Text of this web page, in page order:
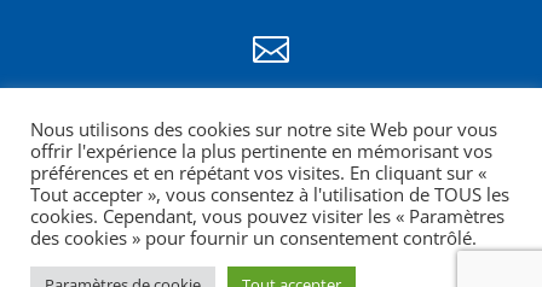

info@amf62.fr
mentions légales
Nous utilisons des cookies sur notre site Web pour vous
offrir l'expérience la plus pertinente en mémorisant vos
préférences et en répétant vos visites. En cliquant sur «
Tout accepter », vous consentez à l'utilisation de TOUS les
cookies. Cependant, vous pouvez visiter les « Paramètres
des cookies » pour fournir un consentement contrôlé.